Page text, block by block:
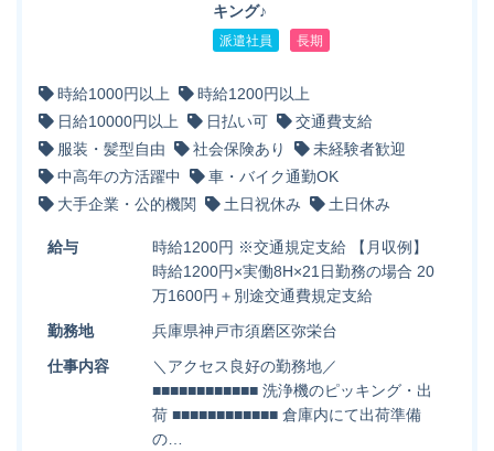
キング♪
派遣社員 長期
時給1000円以上
時給1200円以上
日給10000円以上
日払い可
交通費支給
服装・髪型自由
社会保険あり
未経験者歓迎
中高年の方活躍中
車・バイク通勤OK
大手企業・公的機関
土日祝休み 土日休み
給与
時給1200円 ※交通規定支給 【月収例】
時給1200円×実働8H×21日勤務の場合 20
万1600円＋別途交通費規定支給
勤務地
兵庫県神戸市須磨区弥栄台
仕事内容
＼アクセス良好の勤務地／
■■■■■■■■■■■■ 洗浄機のピッキング・出
荷 ■■■■■■■■■■■■ 倉庫内にて出荷準備
の…